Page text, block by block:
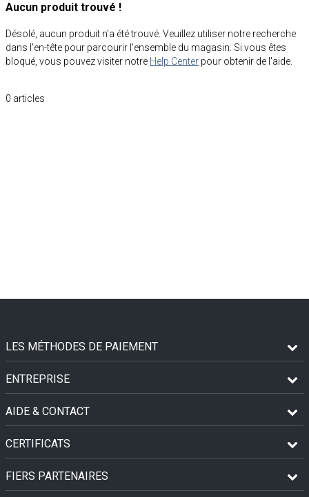
Aucun produit trouvé !
Désolé, aucun produit n'a été trouvé. Veuillez utiliser notre recherche
dans l'en-tête pour parcourir l'ensemble du magasin. Si vous êtes
bloqué, vous pouvez visiter notre Help Center pour obtenir de l'aide.
0 articles
LES MÉTHODES DE PAIEMENT
ENTREPRISE
AIDE & CONTACT
CERTIFICATS
FIERS PARTENAIRES